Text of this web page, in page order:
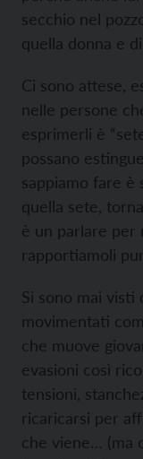
secchio nel
quella donna e
Ci sono attese,
nelle persone
esprimerli è
possano
sappiamo fare è
quella sete,
è un parlare per
rapportiamoli
Si sono mai visti
movimentati
che muove
evasioni così
tensioni,
ricaricarsi per
che viene… (ma